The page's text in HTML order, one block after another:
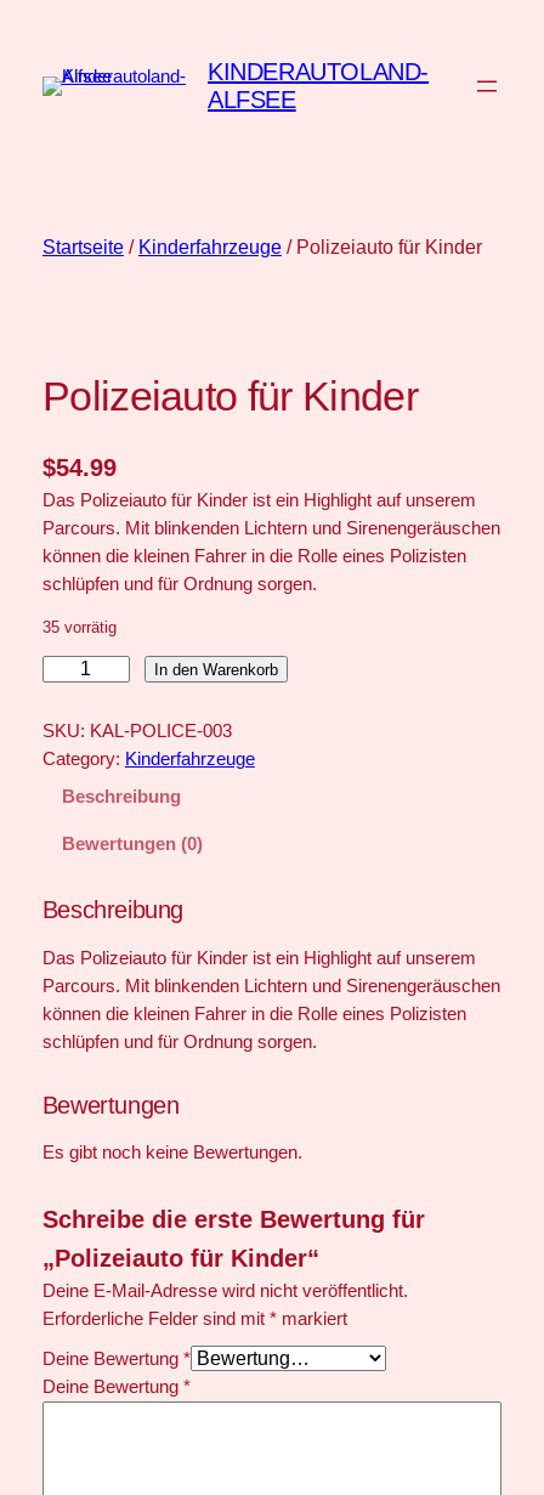
springen
KINDERAUTOLAND-
ALFSEE
Startseite/ Kinderfahrzeuge/ Polizeiauto für Kinder
Polizeiauto für Kinder
$54.99
Das Polizeiauto für Kinder ist ein Highlight auf unserem
Parcours. Mit blinkenden Lichtern und Sirenengeräuschen
können die kleinen Fahrer in die Rolle eines Polizisten
schlüpfen und für Ordnung sorgen.
35 vorrätig
l
i
t
o
f
ü
n
d
M
n
g
In den Warenkorb
SKU: KAL-POLICE-003
Category: Kinderfahrzeuge
Beschreibung
Bewertungen (0)
Beschreibung
Das Polizeiauto für Kinder ist ein Highlight auf unserem
Parcours. Mit blinkenden Lichtern und Sirenengeräuschen
können die kleinen Fahrer in die Rolle eines Polizisten
schlüpfen und für Ordnung sorgen.
Bewertungen
Es gibt noch keine Bewertungen.
Schreibe die erste Bewertung für
„Polizeiauto für Kinder“
Deine E-Mail-Adresse wird nicht veröffentlicht.
Erforderliche Felder sind mit *markiert
Deine Bewertung *
Deine Bewertung *